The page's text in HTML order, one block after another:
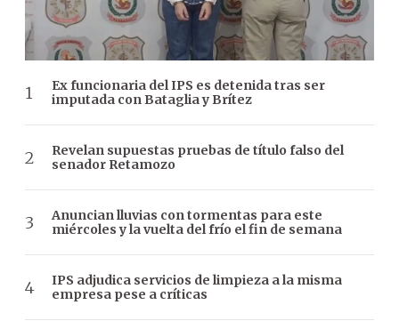
Ex funcionaria del IPS es detenida tras ser
imputada con Bataglia y Brítez
Revelan supuestas pruebas de título falso del
senador Retamozo
Anuncian lluvias con tormentas para este
miércoles y la vuelta del frío el fin de semana
IPS adjudica servicios de limpieza a la misma
empresa pese a críticas